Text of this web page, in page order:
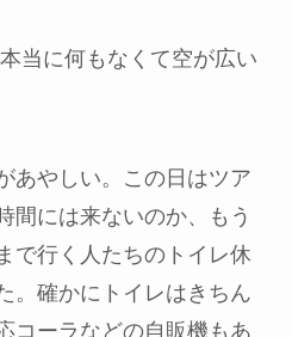
当に何もなくて空が広い
あやしい。この日はツア
間には来ないのか、もう
で行く人たちのトイレ休
。確かにトイレはきちん
コーラなどの自販機もあ